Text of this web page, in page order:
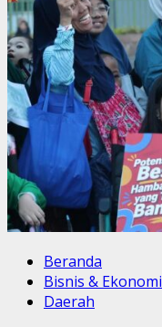
Beranda
Bisnis & Ekonomi
Daerah